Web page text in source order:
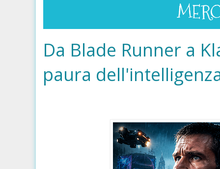
Da Blade Runner a
paura